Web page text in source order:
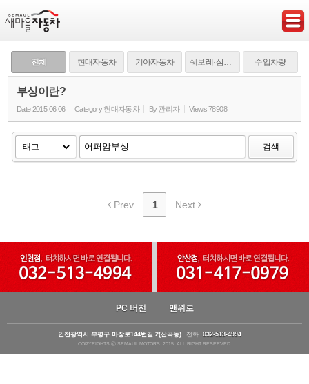
전체 현대자동차 기아자동차 쉐보레·삼성·쌍용 수입차량
부싱이란?
Date2015.06.06 Category 현대자동차 By 관리자 Views78908
검색
Prev 1 Next
PC 버전 맨위로
인천광역시 부평구 마장로144번길 2(산곡동) 전화 032-513-4994
COPYRIGHTS ⓒ SEMAUL MOTORS. 2015. ALL RIGHT RESERVED.
Sketchbook5, 스케치북5
Sketchbook5, 스케치북5